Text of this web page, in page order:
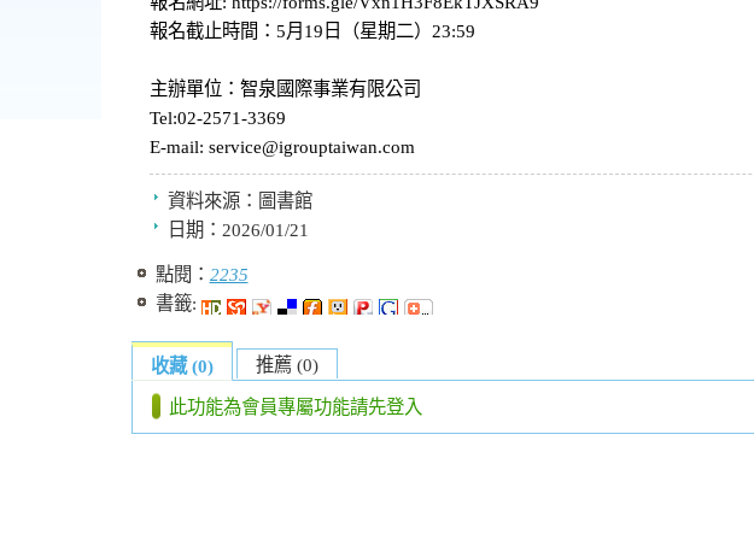
報名截止時間：5月19日（星期二）23:59
主辦單位：智泉國際事業有限公司
Tel:02-2571-3369
E-mail: service@igrouptaiwan.com
資料來源： 圖書館
日期： 2026/01/21
點閱： 2235
書籤:
收藏 (0) 推薦 (0)
此功能為會員專屬功能請先登入